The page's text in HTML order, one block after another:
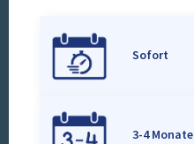
Sofort
3-4 Monate